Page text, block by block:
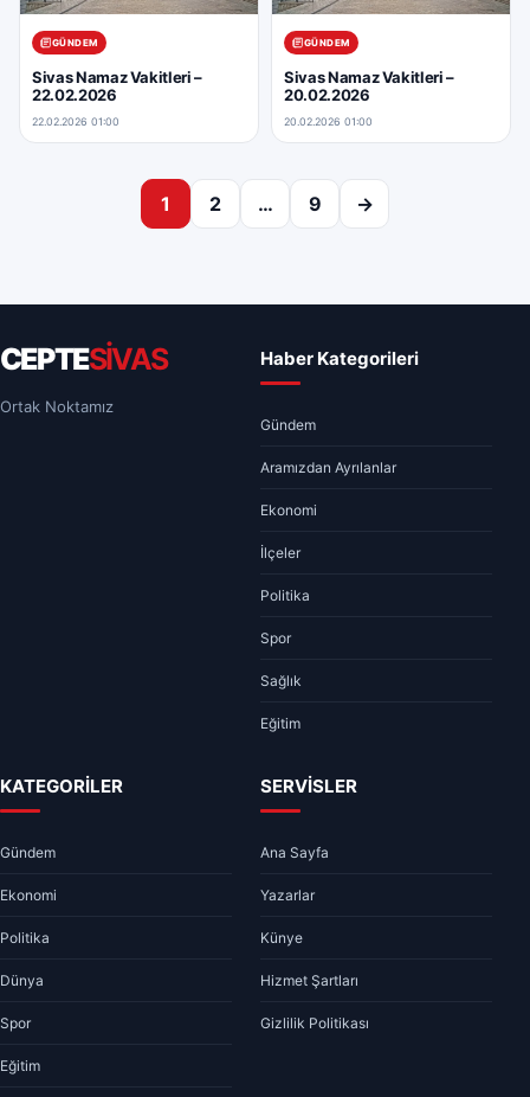
GÜNDEM
Sivas Namaz Vakitleri –
22.02.2026
22.02.2026 01:00
GÜNDEM
Sivas Namaz Vakitleri –
20.02.2026
20.02.2026 01:00
Yazı sayfalaması
1 2 … 9 →
CEPTESİVAS
Ortak Noktamız
Haber Kategorileri
Gündem
Aramızdan Ayrılanlar
Ekonomi
İlçeler
Politika
Spor
Sağlık
Eğitim
KATEGORİLER
Gündem
Ekonomi
Politika
Dünya
Spor
Eğitim
SERVİSLER
Ana Sayfa
Yazarlar
Künye
Hizmet Şartları
Gizlilik Politikası